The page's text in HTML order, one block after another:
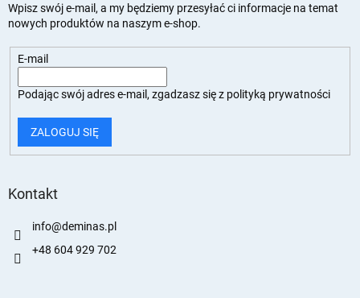
Wpisz swój e-mail, a my będziemy przesyłać ci informacje na temat
nowych produktów na naszym e-shop.
E-mail
Podając swój adres e-mail, zgadzasz się z polityką prywatności
ZALOGUJ SIĘ
Kontakt
info@deminas.pl
+48 604 929 702